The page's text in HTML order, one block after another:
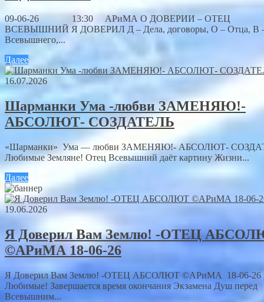
09-06-26 13:30 АРиМА О ДОВЕРИИ – ОТЕЦ
ВСЕВЫШНИЙ Я ДОВЕРИЛ Д – Дела, договоры, О – Отца, В
Всевышнего,...
Далее
16.07.2026
Шарманки Ума -любви ЗАМЕНЯЮ!-
АБСОЛЮТ- СОЗДАТЕЛЬ
«Шарманки» Ума — любви ЗАМЕНЯЮ!- АБСОЛЮТ-
Любимые Земляне! Отец Всевышний даёт картину Жизни...
Далее
19.06.2026
Я Доверил Вам Землю! -ОТЕЦ
©АРиМА 18-06-26
Я Доверил Вам Землю! -ОТЕЦ АБСОЛЮТ ©АРиМА 18-06-26
Любимые! Завершается время окончания Экзамена Душ перед
Всевышним...